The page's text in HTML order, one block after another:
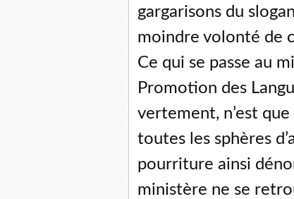
gargarisons du
moindre volonté de
Ce qui se passe au
Promotion des
vertement, n’est
toutes les sphères
pourriture ainsi
ministère ne se